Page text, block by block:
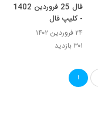
فال 25 فروردین 1402
- کلیپ فال
۲۴ فروردین ۱۴۰۲
۳۰۱ بازدید
1